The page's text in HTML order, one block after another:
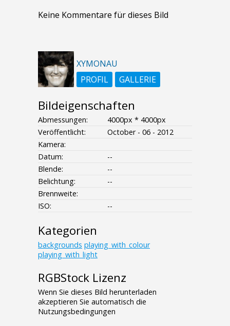
Keine Kommentare für dieses Bild
XYMONAU
PROFIL
GALLERIE
Bildeigenschaften
Abmessungen:
4000px * 4000px
Veröffentlicht:
October - 06 - 2012
Kamera:
Datum:
--
Blende:
--
Belichtung:
--
Brennweite:
ISO:
--
Kategorien
backgrounds playing_with_colour
playing_with_light
RGBStock Lizenz
Wenn Sie dieses Bild herunterladen
akzeptieren Sie automatisch die
Nutzungsbedingungen